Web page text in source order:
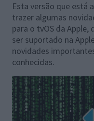
Esta versão que está
trazer algumas
para o tvOS da Apple,
ser suportado na
novidades
conhecidas.